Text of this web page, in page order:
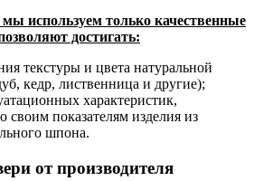
используем только качественные
достигать:
текстуры и цвета натуральной
кедр, лиственница и другие);
характеристик,
своим показателям изделия из
шпона.
от производителя